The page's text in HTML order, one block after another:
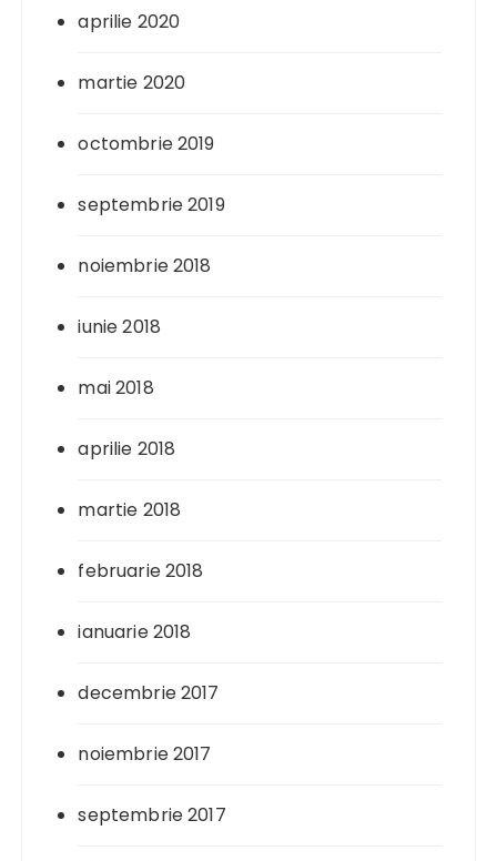
aprilie 2020
martie 2020
octombrie 2019
septembrie 2019
noiembrie 2018
iunie 2018
mai 2018
aprilie 2018
martie 2018
februarie 2018
ianuarie 2018
decembrie 2017
noiembrie 2017
septembrie 2017